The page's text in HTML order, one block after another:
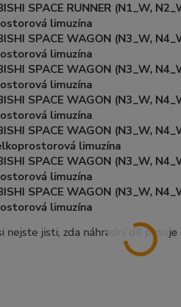
SPACE RUNNER (N1_W,
limuzína
SPACE WAGON (N3_W,
limuzína
SPACE WAGON (N3_W,
limuzína
SPACE WAGON (N3_W,
limuzína
SPACE WAGON (N3_W,
limuzína
SPACE WAGON (N3_W,
limuzína
SPACE WAGON (N3_W,
limuzína
nejste jisti, zda náhradní díl